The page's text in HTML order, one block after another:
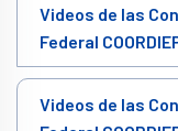
Videos de las
Federal
Videos de las